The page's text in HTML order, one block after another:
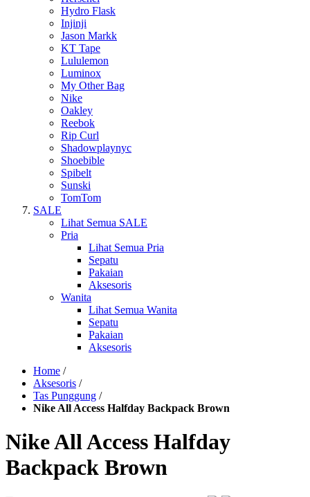
Hydro Flask
Injinji
Jason Markk
KT Tape
Lululemon
Luminox
My Other Bag
Nike
Oakley
Reebok
Rip Curl
Shadowplaynyc
Shoebible
Spibelt
Sunski
TomTom
SALE
Lihat Semua SALE
Pria
Lihat Semua Pria
Sepatu
Pakaian
Aksesoris
Wanita
Lihat Semua Wanita
Sepatu
Pakaian
Aksesoris
Home /
Aksesoris /
Tas Punggung /
Nike All Access Halfday Backpack Brown
Nike All Access Halfday
Backpack Brown